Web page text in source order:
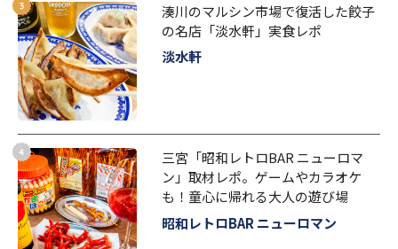
湊川のマルシン市場で復活した餃子
の名店「淡水軒」実食レポ
淡水軒
三宮「昭和レトロBAR ニューロマ
ン」取材レポ。ゲームやカラオケ
も！童心に帰れる大人の遊び場
昭和レトロBAR ニューロマン